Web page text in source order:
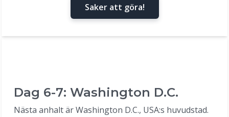
Saker att göra!
Dag 6-7: Washington D.C.
Nästa anhalt är Washington D.C., USA:s huvudstad.